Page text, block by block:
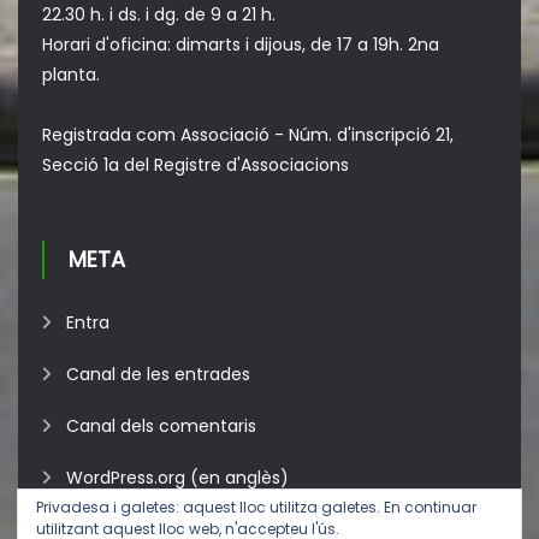
22.30 h. i ds. i dg. de 9 a 21 h.
Horari d'oficina: dimarts i dijous, de 17 a 19h. 2na
planta.
Registrada com Associació - Núm. d'inscripció 21,
Secció 1a del Registre d'Associacions
META
Entra
Canal de les entrades
Canal dels comentaris
WordPress.org (en anglès)
Privadesa i galetes: aquest lloc utilitza galetes. En continuar
utilitzant aquest lloc web, n'accepteu l'ús.